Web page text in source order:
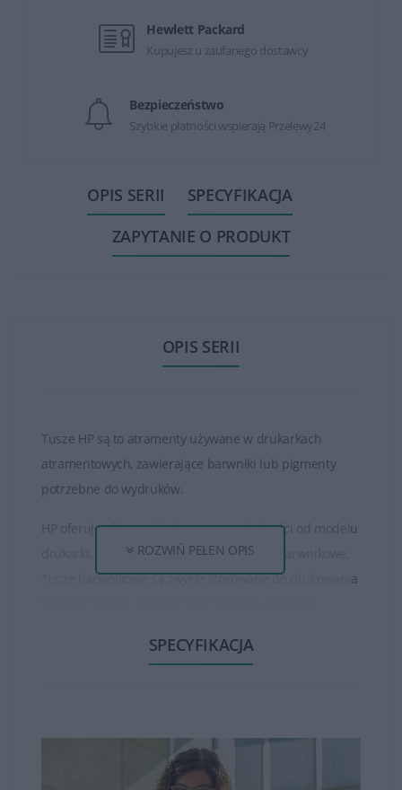
Hewlett Packard
Kupujesz u zaufanego dostawcy
Bezpieczeństwo
Szybkie płatności wspierają Przelewy24
OPIS SERII
SPECYFIKACJA
ZAPYTANIE O PRODUKT
OPIS SERII
Tusze HP są to atramenty używane w drukarkach
atramentowych, zawierające barwniki lub pigmenty
potrzebne do wydruków.
HP oferuje różne rodzaje tuszy, w zależności od modelu
drukarki. Istnieją tusze pigmentowe oraz barwnikowe.
Tusze barwnikowe są zwykle stosowane do drukowania
światło, co sprawia, że są idealne do drukowania
standardowych po bardziej wydajne. Większa
pojemność tuszu zwykle oznacza większą ilość
ROZWIŃ PEŁEN OPIS
SPECYFIKACJA